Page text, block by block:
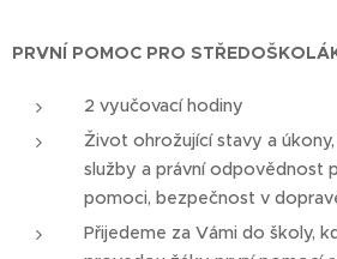
PRVNÍ POMOC PRO
2 vyučovací hodiny
Život ohrožující stavy a
služby a právní odpovědnost
pomoci, bezpečnost v
Přijedeme za Vámi do školy,